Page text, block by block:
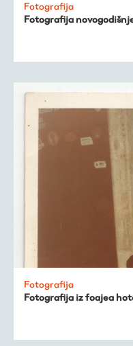
Fotografija
Fotografija
Fotografija
Fotografija iz foajea